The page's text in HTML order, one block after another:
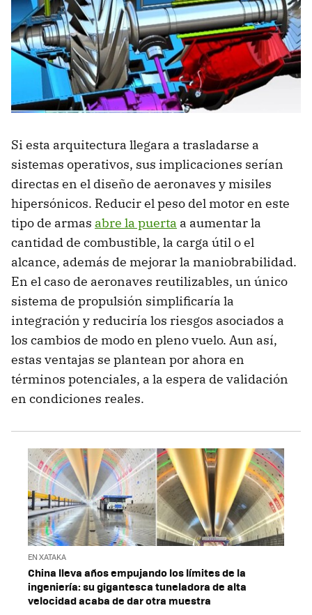
Si esta arquitectura llegara a trasladarse a
sistemas operativos, sus implicaciones serían
directas en el diseño de aeronaves y misiles
hipersónicos. Reducir el peso del motor en este
tipo de armas abre la puerta a aumentar la
cantidad de combustible, la carga útil o el
alcance, además de mejorar la maniobrabilidad.
En el caso de aeronaves reutilizables, un único
sistema de propulsión simplificaría la
integración y reduciría los riesgos asociados a
los cambios de modo en pleno vuelo. Aun así,
estas ventajas se plantean por ahora en
términos potenciales, a la espera de validación
en condiciones reales.
EN XATAKA
China lleva años empujando los límites de la
ingeniería: su gigantesca tuneladora de alta
velocidad acaba de dar otra muestra